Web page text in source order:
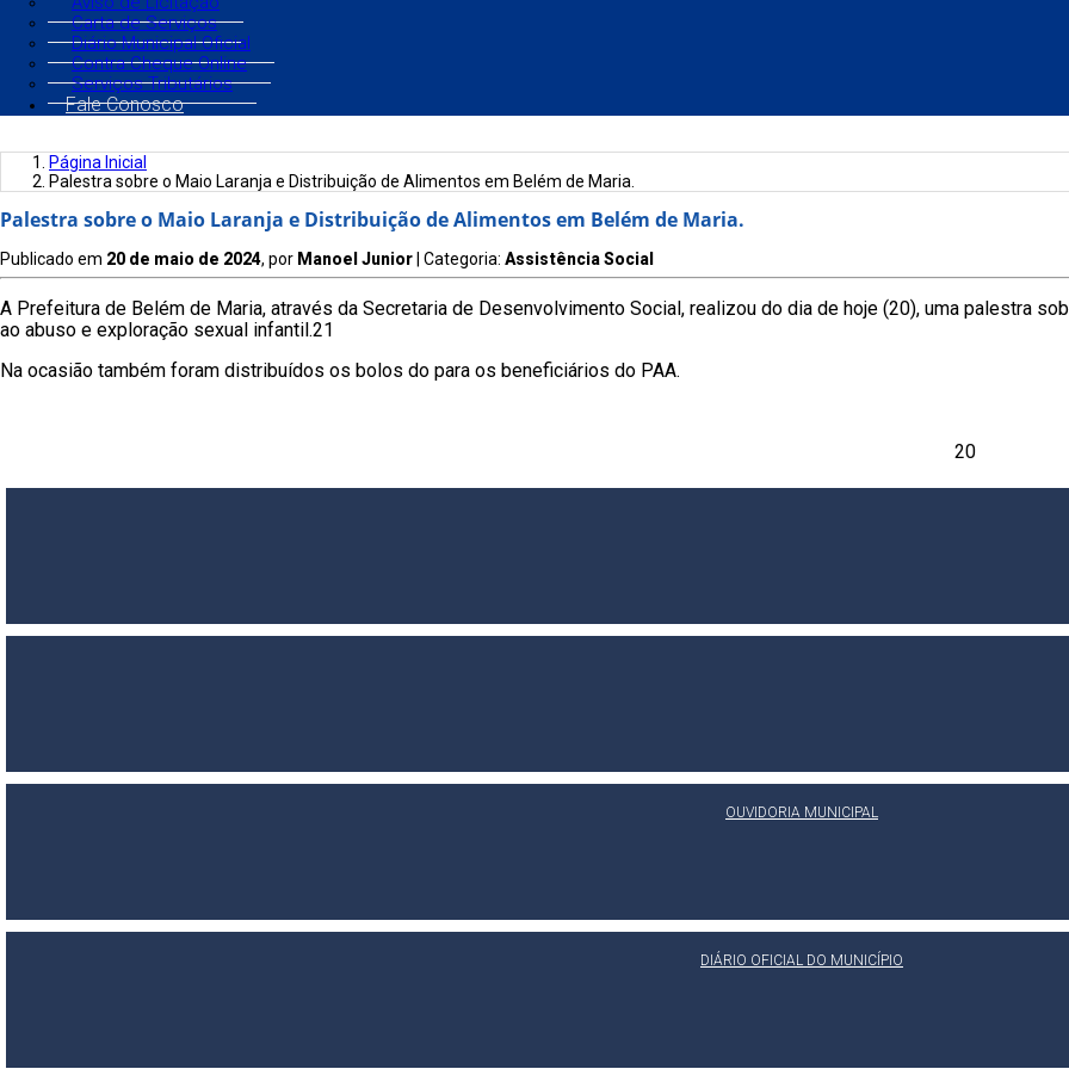
Carta de Serviços
Diário Municipal Oficial
Contra Cheque Online
Serviços Tributários
Fale Conosco
Página Inicial
Palestra sobre o Maio Laranja e Distribuição de Alimentos em Belém de Maria.
Palestra sobre o Maio Laranja e Distribuição de Alimentos em Belém de Maria.
Publicado em 20 de maio de 2024, por Manoel Junior | Categoria: Assistência Social
A Prefeitura de Belém de Maria, através da Secretaria de Desenvolvimento Social, realizou do dia de hoje (20), uma palestra
ao abuso e exploração sexual infantil.21
Na ocasião também foram distribuídos os bolos do para os beneficiários do PAA.
20
OUVIDORIA MUNICIPAL
DIÁRIO OFICIAL DO MUNICÍPIO